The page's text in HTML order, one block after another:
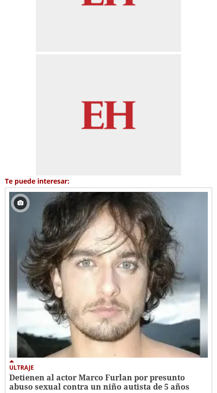
Te puede interesar:
ULTRAJE
Detienen al actor Marco Furlan por presunto
abuso sexual contra un niño autista de 5 años